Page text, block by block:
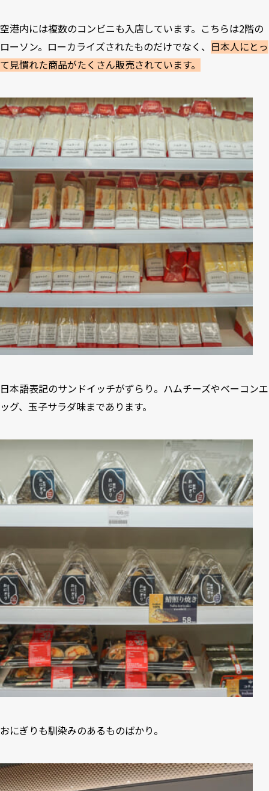
空港内には複数のコンビニも入店しています。こちらは2階の
ローソン。ローカライズされたものだけでなく、 日本人にとっ
て見慣れた商品がたくさん販売されています。
日本語表記のサンドイッチがずらり。ハムチーズやベーコンエ
ッグ、玉子サラダ味まであります。
おにぎりも馴染みのあるものばかり。